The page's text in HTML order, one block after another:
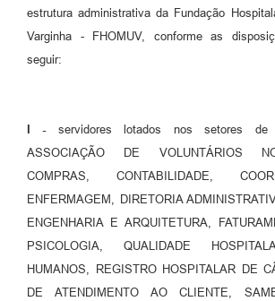
estrutura administrativa da Fundação
Varginha - FHOMUV, conforme as
seguir:
I - servidores lotados nos setores de
ASSOCIAÇÃO DE VOLUNTÁRIOS
COMPRAS, CONTABILIDADE,
ENFERMAGEM, DIRETORIA
ENGENHARIA E ARQUITETURA,
PSICOLOGIA, QUALIDADE
HUMANOS, REGISTRO HOSPITALAR DE
DE ATENDIMENTO AO CLIENTE,